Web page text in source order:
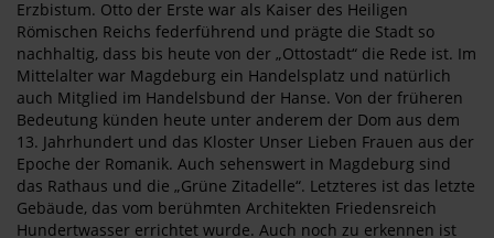
Erzbistum. Otto der Erste war als Kaiser des Heiligen
Römischen Reichs federführend und prägte die Stadt so
nachhaltig, dass bis heute von der „Ottostadt“ die Rede ist. Im
Mittelalter war Magdeburg ein Handelsplatz und natürlich
auch Mitglied im Handelsbund der Hanse. Von der früheren
Bedeutung künden heute unter anderem der Dom aus dem
13. Jahrhundert und das Kloster Unser Lieben Frauen aus der
Epoche der Romanik. Auch sehenswert in Magdeburg sind
das Rathaus und die „Grüne Zitadelle“. Letzteres ist das letzte
Gebäude, das vom berühmten Architekten Friedensreich
Hundertwasser errichtet wurde. Auch noch zu erkennen ist